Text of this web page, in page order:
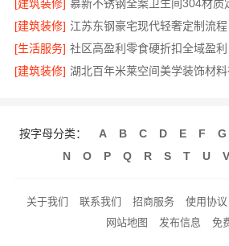
[建筑装修] 慕新不锈钢全案卫生间304材质
[建筑装修] 江苏东钢豪宅现代轻奢定制流程
[生活服务]
[建筑装修]
按字母分类： A B C D E F G
N
O P Q R S T U V
关于我们 联系我们 招商服务 使用协议
网站地图
发布信息 免